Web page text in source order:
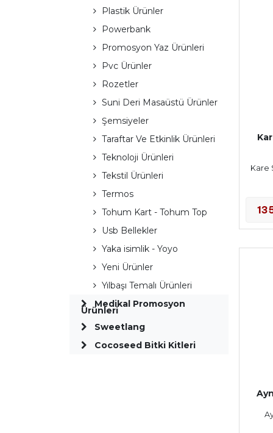
Plastik Ürünler
Powerbank
Promosyon Yaz Ürünleri
Pvc Ürünler
Rozetler
Suni Deri Masaüstü Ürünler
Şemsiyeler
Taraftar Ve Etkinlik Ürünleri
Teknoloji Ürünleri
Tekstil Ürünleri
Termos
Tohum Kart - Tohum Top
Usb Bellekler
Yaka isimlik - Yoyo
Yeni Ürünler
Yılbaşı Temalı Ürünleri
Medikal Promosyon
Ürünleri
Sweetlang
Cocoseed Bitki Kitleri
Kare